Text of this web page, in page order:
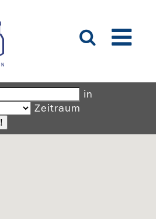
in
Zeitraum